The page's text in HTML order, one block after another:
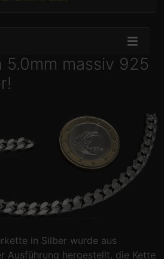
5.0mm massiv 925
in Silber wurde aus
Ausführung hergestellt, die Kette